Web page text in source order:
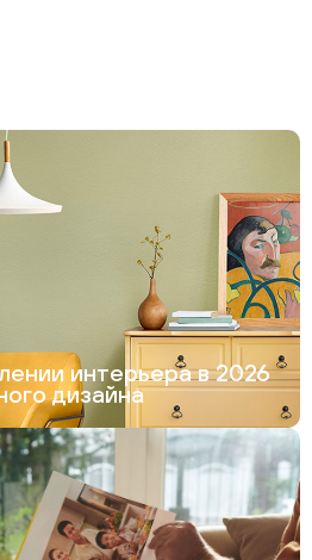
интерьера в 2026
дизайна